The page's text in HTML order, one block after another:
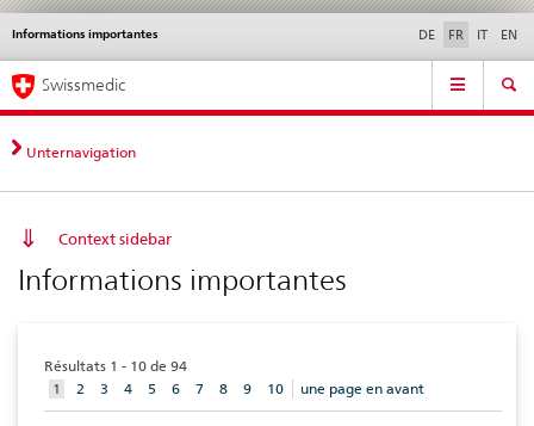
Navigation
directe:
actualités,
bases
contact
Actualités & Mises à
normes
Contact | Support &
aide
Informations importantes DE FR IT EN
Service
Navigation
Swissmedic
Unternavigation
Context sidebar
Informations importantes
Résultats 1 - 10 de 94
1 aktuelles
Element
2 3 4 5 6 7 8 9 10 une page en avant